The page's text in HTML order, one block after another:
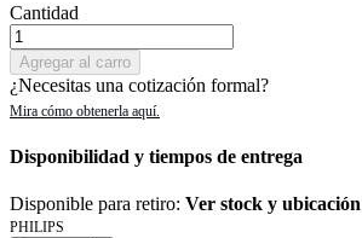
Cantidad
Agregar al carro
¿Necesitas una cotización formal?
Disponibilidad y tiempos de entrega
Disponible para retiro: Ver stock y ubicación
PHILIPS